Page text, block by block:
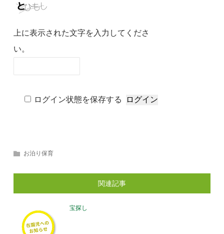
上に表示された文字を入力してくださ
い。
ログイン状態を保存する
お泊り保育
関連記事
宝探し